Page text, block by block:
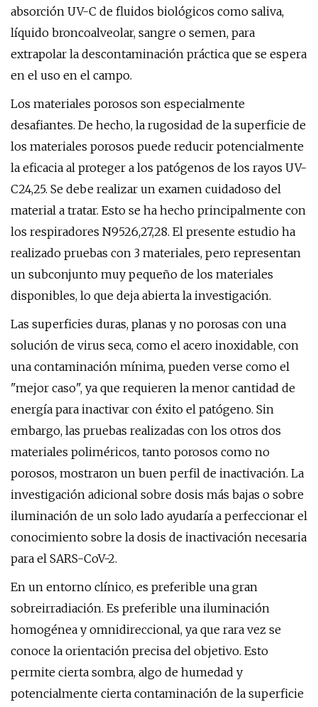
absorción UV-C de fluidos biológicos como saliva,
líquido broncoalveolar, sangre o semen, para
extrapolar la descontaminación práctica que se espera
en el uso en el campo.
Los materiales porosos son especialmente
desafiantes. De hecho, la rugosidad de la superficie de
los materiales porosos puede reducir potencialmente
la eficacia al proteger a los patógenos de los rayos UV-
C24,25. Se debe realizar un examen cuidadoso del
material a tratar. Esto se ha hecho principalmente con
los respiradores N9526,27,28. El presente estudio ha
realizado pruebas con 3 materiales, pero representan
un subconjunto muy pequeño de los materiales
disponibles, lo que deja abierta la investigación.
Las superficies duras, planas y no porosas con una
solución de virus seca, como el acero inoxidable, con
una contaminación mínima, pueden verse como el
"mejor caso", ya que requieren la menor cantidad de
energía para inactivar con éxito el patógeno. Sin
embargo, las pruebas realizadas con los otros dos
materiales poliméricos, tanto porosos como no
porosos, mostraron un buen perfil de inactivación. La
investigación adicional sobre dosis más bajas o sobre
iluminación de un solo lado ayudaría a perfeccionar el
conocimiento sobre la dosis de inactivación necesaria
para el SARS-CoV-2.
En un entorno clínico, es preferible una gran
sobreirradiación. Es preferible una iluminación
homogénea y omnidireccional, ya que rara vez se
conoce la orientación precisa del objetivo. Esto
permite cierta sombra, algo de humedad y
potencialmente cierta contaminación de la superficie